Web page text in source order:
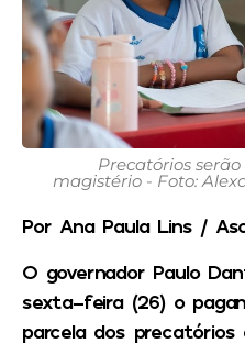
Precatórios
magistério - Foto:
Por Ana Paula Lins /
O governador Paulo
sexta-feira (26) o
parcela dos precatórios